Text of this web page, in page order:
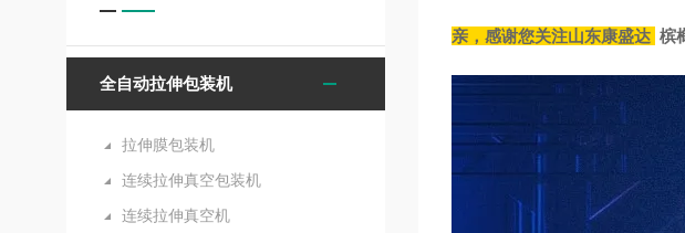
全自动拉伸包装机
拉伸膜包装机
连续拉伸真空包装机
连续拉伸真空机
亲，感谢您关注山东康盛达 槟